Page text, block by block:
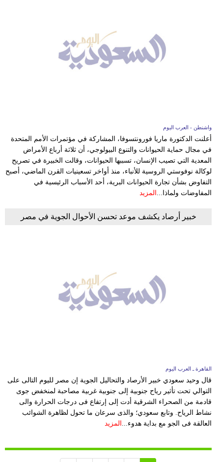
واشنطن - العرب اليوم
أعلنت الدكتورة ماريا فورونتسوفا، المشاركة في مؤتمرات الأمم المتحدة
في مجال حماية الحيوانات والتنوع البيولوجي، أن ثلاثة أرباع الأمراض
المعدية التي تصيب الإنسان، تسببها الحيوانات، وقالت الخبيرة في تصريح
لوكالة نوفوستي الروسية للأنباء، منذ أواخر تسعينيات القرن الماضي، أصبح
التفاوض بشأن تجارة الحيوانات البرية، أحد الأسباب الرئيسية في
المفاوضات ولماذا... المزيد
خبير أرصاد يكشف موعد تحسن الأحوال الجوية في مصر
القاهرة ـ العرب اليوم
قال وحيد سعودي خبير الأرصاد والتحاليل الجوية إن مصر لليوم التالى على
التوالي تحت تأثير رياح جنوبية إلى جنوبية غربية مصاحبة لمنخفض جوى
قادمة من الصحراء الشرقية أدت إلى إرتفاع فى درجات الحرارة والى
نشاط الرياح. وتابع سعودي؛ والذى سرعان ما تحول لظاهرة الشوائب
العالقة فى الجو مع بداية هدوء... المزيد